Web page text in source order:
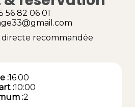
56 82 06 01
directe recommandée
:16:00
:10:00
:2